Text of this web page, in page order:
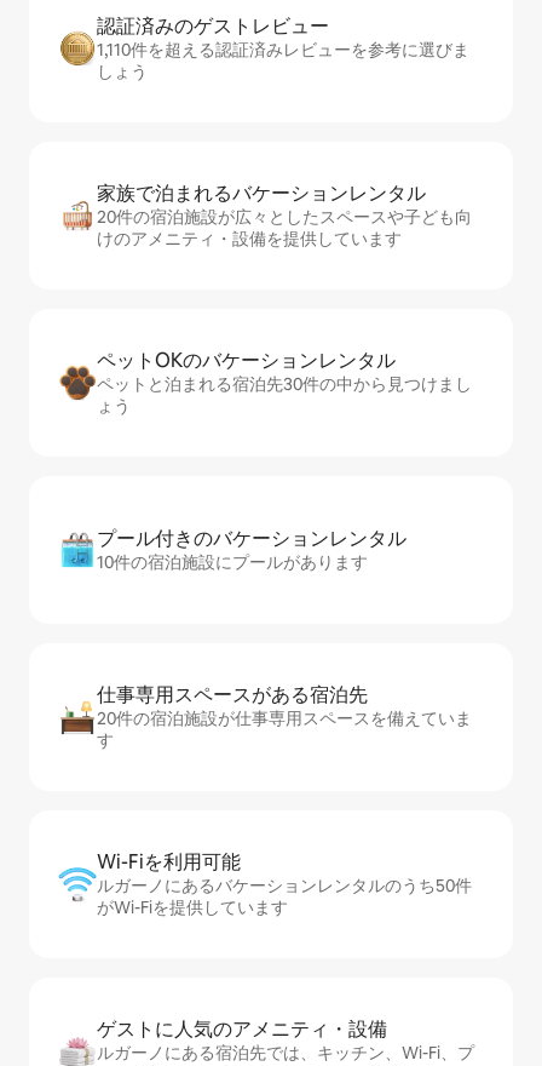
認証済みのゲ⁠ス⁠ト⁠レ⁠ビ⁠ュ⁠ー
1,110件を超える認証済みレビューを参考に選びま
しょう
家族で泊まれるバ⁠ケ⁠ー⁠シ⁠ョ⁠ンレ⁠ン⁠タ⁠ル
20件の宿泊施設が広々としたスペースや子ども向
けのアメニティ・設備を提供しています
ペットOKのバ⁠ケ⁠ー⁠シ⁠ョ⁠ンレ⁠ン⁠タ⁠ル
ペットと泊まれる宿泊先30件の中から見つけまし
ょう
プール付きのバ⁠ケ⁠ー⁠シ⁠ョ⁠ンレ⁠ン⁠タ⁠ル
10件の宿泊施設にプールがあります
仕事専用ス⁠ペ⁠ー⁠スがあ⁠る宿⁠泊⁠先
20件の宿泊施設が仕事専用スペースを備えていま
す
Wi-Fiを利⁠用⁠可⁠能
ルガーノにあるバケーションレンタルのうち50件
がWi-Fiを提供しています
ゲストに人⁠気⁠のア⁠メ⁠ニ⁠テ⁠ィ・設⁠備
ルガーノにある宿泊先では、キッチン、Wi-Fi、プ